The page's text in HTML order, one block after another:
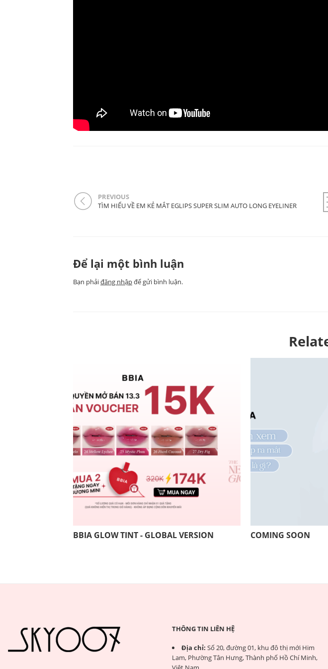
PREVIOUS
TÌM HIỂU VỀ EM KẺ MẮT EGLIPS SUPER SLIM AUTO LONG EYELINER
Để lại một bình luận
Bạn phảiđăng nhậpđể gửi bình luận.
BBIA GLOW TINT - GLOBAL VERSION COMING SOON
THÔNG TIN LIÊN HỆ
Địa chỉ: Số 20, đường 01, khu đô thị mới Him
Lam, Phường Tân Hưng, Thành phố Hồ Chí Minh,